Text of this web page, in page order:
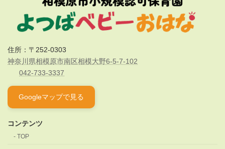
住所：〒252-0303
神奈川県相模原市南区相模大野6-5-7-102
042-733-3337
Googleマップで見る
コンテンツ
TOP